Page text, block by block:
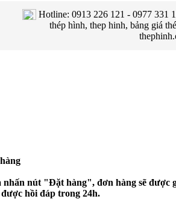
Hotline: 0913 226 121 - 0977 331
thép hình, thep hinh, bảng giá
nút "Đặt hàng", đơn hàng sẽ được
hồi đáp trong 24h.